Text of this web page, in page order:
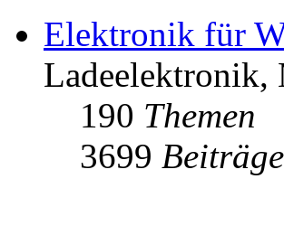
Elektronik für
Ladeelektronik,
190 Themen
3699 Beiträge